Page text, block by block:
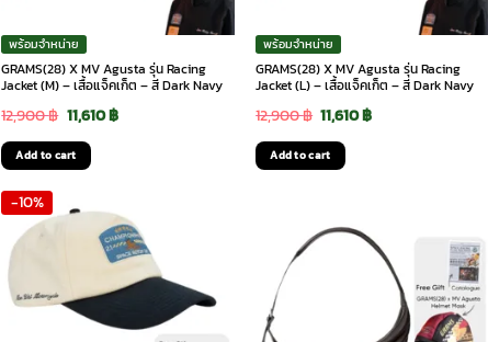
พร้อมจำหน่าย
GRAMS(28) X MV Agusta รุ่น Racing
Jacket (M) – เสื้อแจ็คเก็ต – สี Dark Navy
12,900฿ Original
price
was:
12,900 ฿.
11,610฿Current
Add to cart
พร้อมจำหน่าย
GRAMS(28) X MV Agusta รุ่น Racing
Jacket (L) – เสื้อแจ็คเก็ต – สี Dark Navy
12,900฿ Original
price
was:
11,610฿Current
Add to cart
-10%